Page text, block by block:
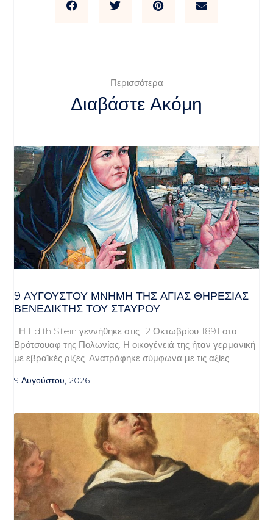
Περισσότερα
Διαβάστε Ακόμη
9 ΑΥΓΟΥΣΤΟΥ ΜΝΗΜΗ ΤΗΣ ΑΓΙΑΣ ΘΗΡΕΣΙΑΣ
ΒΕΝΕΔΙΚΤΗΣ ΤΟΥ ΣΤΑΥΡΟΥ
Η Edith Stein γεννήθηκε στις 12 Οκτωβρίου 1891 στο
Βρότσουαφ της Πολωνίας. Η οικογένειά της ήταν γερμανική
με εβραϊκές ρίζες. Ανατράφηκε σύμφωνα με τις αξίες
9 Αυγούστου, 2026